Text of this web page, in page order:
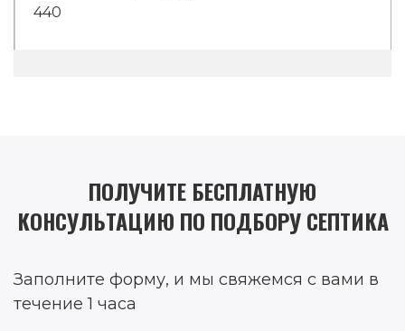
440
ПОЛУЧИТЕ БЕСПЛАТНУЮ
КОНСУЛЬТАЦИЮ ПО ПОДБОРУ СЕПТИКА
Заполните форму, и мы свяжемся с вами в
течение 1 часа